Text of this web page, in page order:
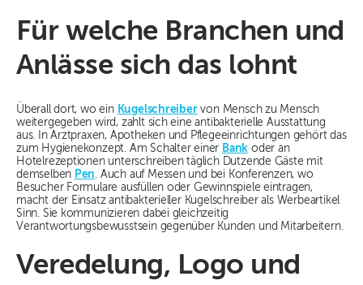
Für welche Branchen und
Anlässe sich das lohnt
Überall dort, wo ein Kugelschreibervon Mensch zu Mensch
weitergegeben wird, zahlt sich eine antibakterielle Ausstattung
aus. In Arztpraxen, Apotheken und Pflegeeinrichtungen gehört das
zum Hygienekonzept. Am Schalter einer Bank oder an
Hotelrezeptionen unterschreiben täglich Dutzende Gäste mit
demselben Pen. Auch auf Messen und bei Konferenzen, wo
Besucher Formulare ausfüllen oder Gewinnspiele eintragen,
macht der Einsatz antibakterieller Kugelschreiber als Werbeartikel
Sinn. Sie kommunizieren dabei gleichzeitig
Verantwortungsbewusstsein gegenüber Kunden und Mitarbeitern.
Veredelung, Logo und